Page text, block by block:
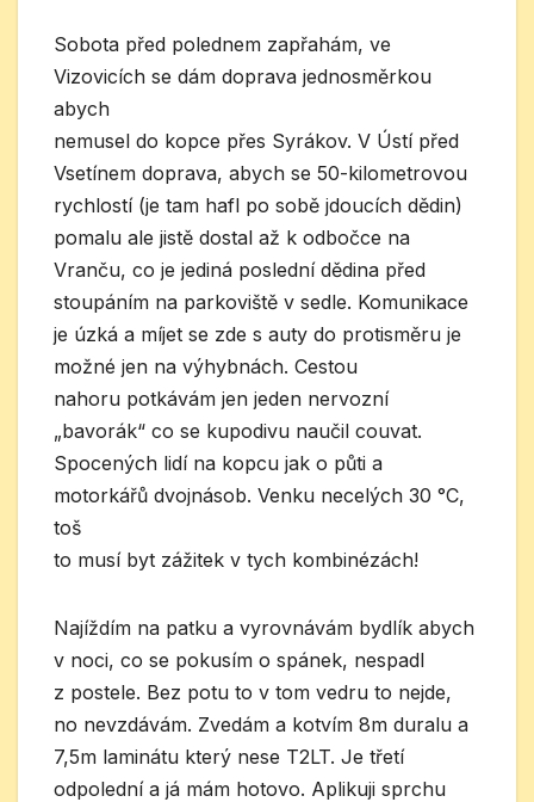
Sobota před polednem zapřahám, ve
Vizovicích se dám doprava jednosměrkou
abych
nemusel do kopce přes Syrákov. V Ústí před
Vsetínem doprava, abych se 50-kilometrovou
rychlostí (je tam hafl po sobě jdoucích dědin)
pomalu ale jistě dostal až k odbočce na
Vranču, co je jediná poslední dědina před
stoupáním na parkoviště v sedle. Komunikace
je úzká a míjet se zde s auty do protisměru je
možné jen na výhybnách. Cestou
nahoru potkávám jen jeden nervozní
„bavorák“ co se kupodivu naučil couvat.
Spocených lidí na kopcu jak o půti a
motorkářů dvojnásob. Venku necelých 30 °C,
toš
to musí byt zážitek v tych kombinézách!
Najíždím na patku a vyrovnávám bydlík abych
v noci, co se pokusím o spánek, nespadl
z postele. Bez potu to v tom vedru to nejde,
no nevzdávám. Zvedám a kotvím 8m duralu a
7,5m laminátu který nese T2LT. Je třetí
odpolední a já mám hotovo. Aplikuji sprchu